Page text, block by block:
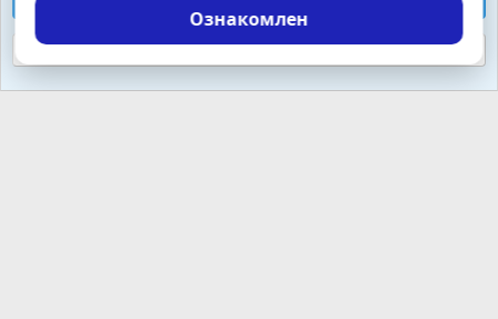
Условия и правила
Политика конфиденциальности
Помощь
S
S
Локализация отXenForo.Info
Reject optional cookies
Ознакомлен